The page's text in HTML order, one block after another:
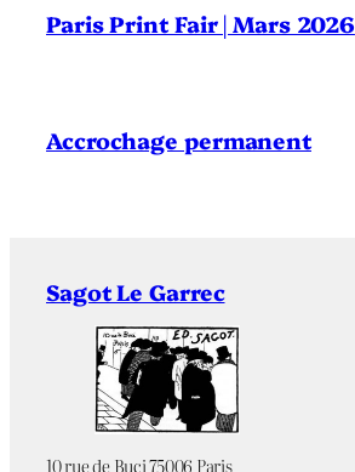
Paris Print Fair | Mars 2026
Accrochage permanent
Sagot Le Garrec
10 rue de Buci 75006 Paris